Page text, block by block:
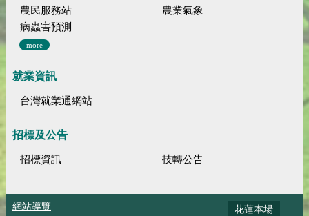
農民服務站
農業氣象
病蟲害預測
more
就業資訊
台灣就業通網站
招標及公告
招標資訊 技轉公告
網站導覽
花蓮本場